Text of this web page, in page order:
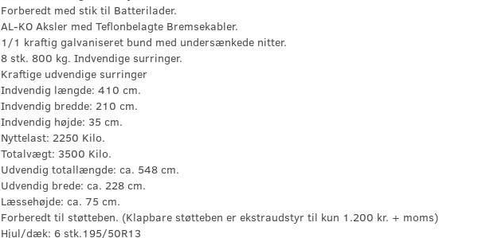
Forberedt med stik til Batterilader.
AL-KO Aksler med Teflonbelagte Bremsekabler.
1/1 kraftig galvaniseret bund med undersænkede nitter.
8 stk. 800 kg. Indvendige surringer.
Kraftige udvendige surringer
Indvendig længde: 410 cm.
Indvendig bredde: 210 cm.
Indvendig højde: 35 cm.
Nyttelast: 2250 Kilo.
Totalvægt: 3500 Kilo.
Udvendig totallængde: ca. 548 cm.
Udvendig brede: ca. 228 cm.
Læssehøjde: ca. 75 cm.
Forberedt til støtteben. (Klapbare støtteben er ekstraudstyr til kun 1.200 kr. + moms)
Hjul/dæk: 6 stk.195/50R13